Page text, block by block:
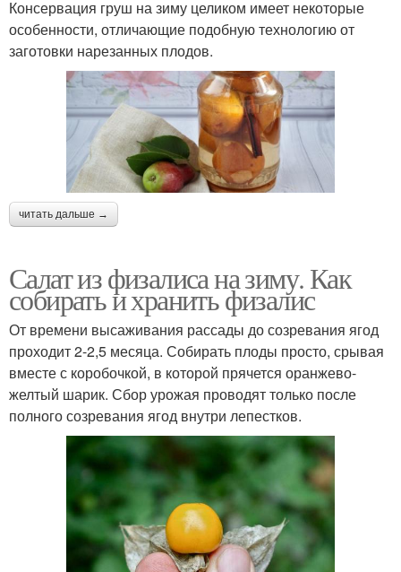
Консервация груш на зиму целиком имеет некоторые
особенности, отличающие подобную технологию от
заготовки нарезанных плодов.
читать дальше →
Салат из физалиса на зиму. Как
собирать и хранить физалис
От времени высаживания рассады до созревания ягод
проходит 2-2,5 месяца. Собирать плоды просто, срывая
вместе с коробочкой, в которой прячется оранжево-
желтый шарик. Сбор урожая проводят только после
полного созревания ягод внутри лепестков.